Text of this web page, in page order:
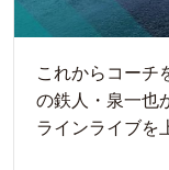
これからコーチ
の鉄人・泉一也
ラインライブを